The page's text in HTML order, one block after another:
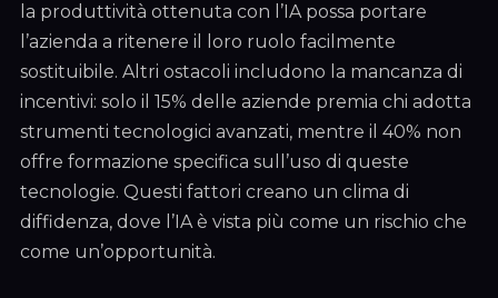
la produttività ottenuta con l’IA possa portare
l’azienda a ritenere il loro ruolo facilmente
sostituibile. Altri ostacoli includono la mancanza di
incentivi: solo il 15% delle aziende premia chi adotta
strumenti tecnologici avanzati, mentre il 40% non
offre formazione specifica sull’uso di queste
tecnologie. Questi fattori creano un clima di
diffidenza, dove l’IA è vista più come un rischio che
come un’opportunità.